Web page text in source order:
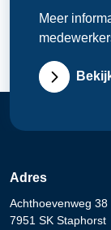
Meer
Adres
Achthoevenweg 38
7951 SK Staphorst